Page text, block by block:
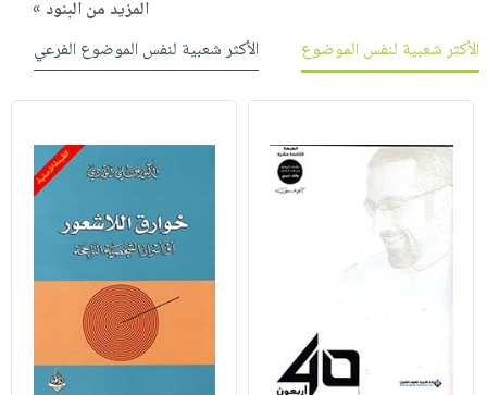
المزيد من البنود »
الأكثر شعبية لنفس الموضوع
الأكثر شعبية لنفس الموضوع الفرعي